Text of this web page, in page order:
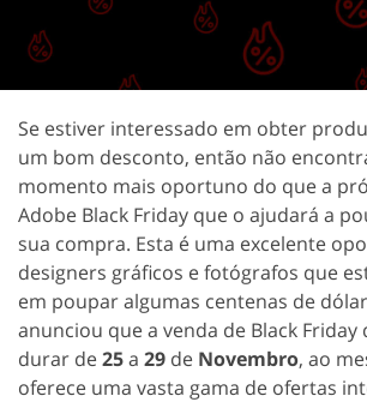
Se estiver interessado em obter
um bom desconto, então não
momento mais oportuno do que a
Adobe Black Friday que o ajudará a
sua compra. Esta é uma excelente
designers gráficos e fotógrafos que
em poupar algumas centenas de
anunciou que a venda de Black Friday
durar de25a 29 de Novembro, ao
oferece uma vasta gama de ofertas